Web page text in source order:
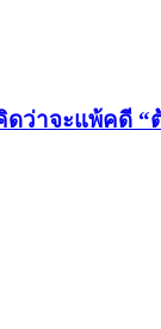
ว่าจะแพ้คดี “